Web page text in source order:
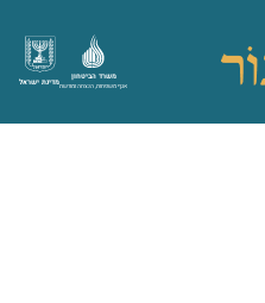
מדינת ישראל
משרד הביטחון
אגף משפחות, הנצחה ומורשת